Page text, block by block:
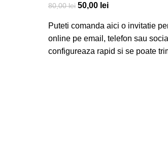
80,00lei 50,00 lei
Puteti comanda aici o invitatie
online pe email, telefon sau
configureaza rapid si se poate